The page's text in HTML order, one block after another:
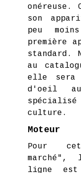
onéreuse.
son
peu
première
standard.
au
elle sera
d'oeil
culture.
Moteur
Pour
ligne est